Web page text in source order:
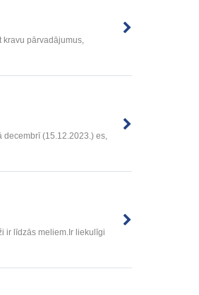
pārvadājumus,
decembrī (15.12.2023.) es,
ir līdzās meliem.Ir liekulīgi